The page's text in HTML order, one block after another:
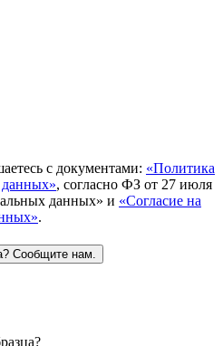
с документами: «Политика
, согласно ФЗ от 27 июля
данных» и «Согласие на
.
Сообщите нам.